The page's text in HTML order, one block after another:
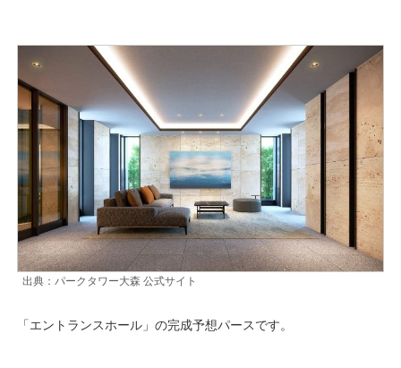
出典：パークタワー大森 公式サイト
「エントランスホール」の完成予想パースです。